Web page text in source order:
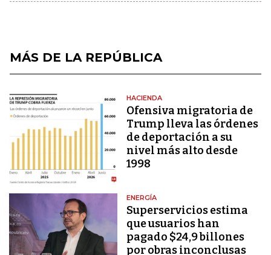
MÁS DE LA REPÚBLICA
HACIENDA
Ofensiva migratoria de
Trump lleva las órdenes
de deportación a su
nivel más alto desde
1998
ENERGÍA
Superservicios estima
que usuarios han
pagado $24,9 billones
por obras inconclusas